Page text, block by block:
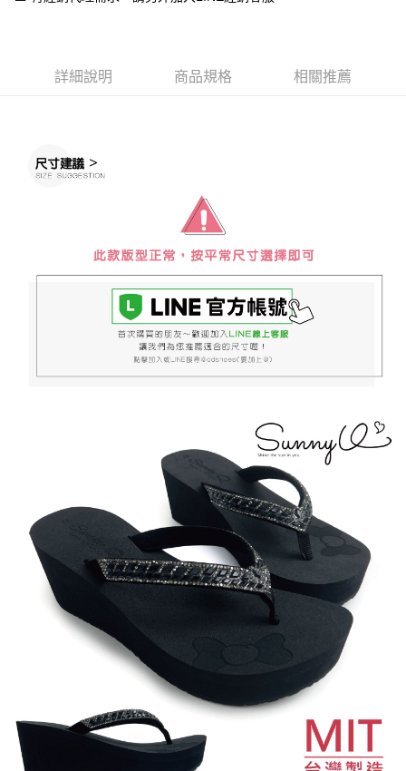
ATM／網路銀行／等多元方式進行付款，方視為交易完成。
是否繳費成功／繳費後需取消欲退款等相關疑問，請聯繫「AFTEE先享後付
客戶支援中心」https://netprotections.freshdesk.com/support/home
１．透過由恩沛科技股份有限公司提供之「AFTEE先享後付」服務完成之交
權轉讓予恩沛科技股份有限公司。
２．關於個人資料處理事宜，請瀏覽以下網址：
https://aftee.tw/terms/#terms3
３．未成年的使用者請事先徵得法定代理人或監護人之同意方可使用
「AFTEE先享後付」，若未經同意申辦者引起之損失，本公司不負相關責
４．使用「AFTEE先享後付」時，將依據個別帳號之用戶狀況，依本公司即
恩沛科技股份有限公司將有權停止該用戶之使用額度並採取法律行動。
7-11取貨付款
每筆NT$60，滿NT$888(含以上)免運費
每筆NT$100，滿NT$999(含以上)免運費
詳細說明 商品規格 相關推薦